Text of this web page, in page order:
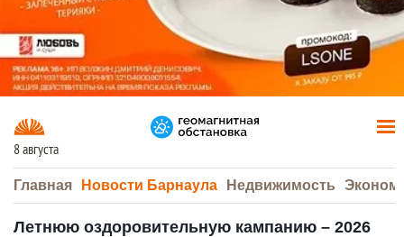
8 августа
Главная Новости Барнаула Недвижимость
Летнюю оздоровительную кампанию – 2026